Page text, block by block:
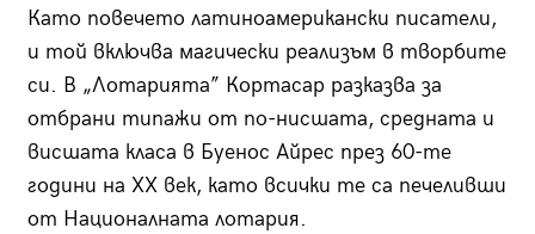
Като повечето латиноамерикански писатели,
и той включва магически реализъм в творбите
си. В „Лотарията” Кортасар разказва за
отбрани типажи от по-нисшата, средната и
висшата класа в Буенос Айрес през 60-те
години на XX век, като всички те са печеливши
от Националната лотария.